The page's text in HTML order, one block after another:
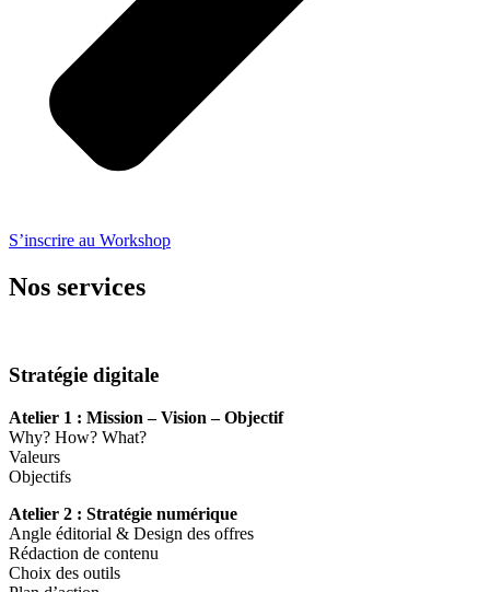
S’inscrire au Workshop
Nos services
Stratégie digitale
Atelier 1 : Mission – Vision – Objectif
Why? How? What?
Valeurs
Objectifs
Atelier 2 : Stratégie numérique
Angle éditorial & Design des offres
Rédaction de contenu
Choix des outils